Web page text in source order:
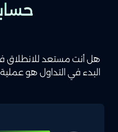
هل أنت مستعد للانطلاق
البدء في التداول هو